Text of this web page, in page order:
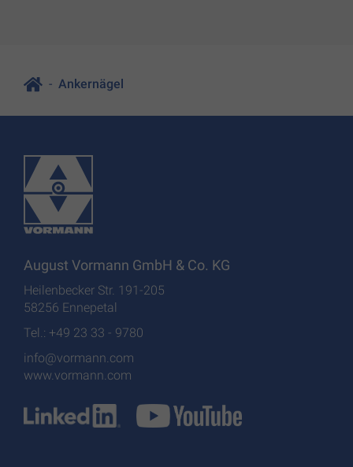
Ankernägel
August Vormann GmbH & Co. KG
Heilenbecker Str. 191-205
58256 Ennepetal
Tel.: +49 23 33 - 9780
info@vormann.com
www.vormann.com